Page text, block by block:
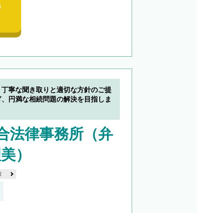
丁寧な聞き取りと適切な方針のご提
円満な相続問題の解決を目指しま
法律事務所（弁
）